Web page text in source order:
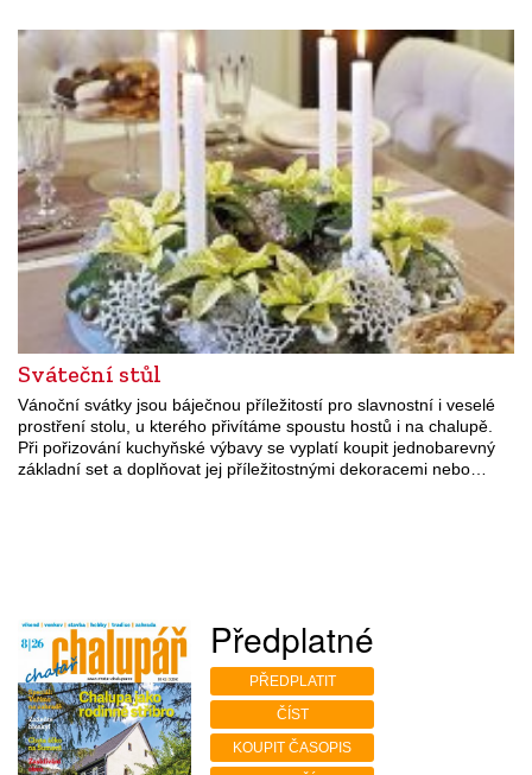
Sváteční stůl
Vánoční svátky jsou báječnou příležitostí pro slavnostní i veselé
prostření stolu, u kterého přivítáme spoustu hostů i na chalupě.
Při pořizování kuchyňské výbavy se vyplatí koupit jednobarevný
základní set a doplňovat jej příležitostnými dekoracemi nebo…
Předplatné
PŘEDPLATIT
ČÍST
KOUPIT ČASOPIS